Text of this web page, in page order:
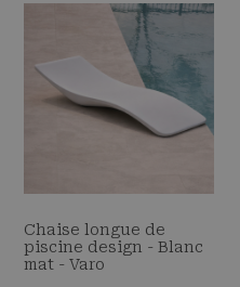
Chaise longue de
piscine design - Blanc
mat - Varo